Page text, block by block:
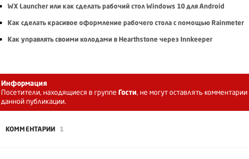
WX Launcher или как сделать рабочий стол Windows 10 для Android
Как сделать красивое оформление рабочего стола с помощью Rainmeter
Как управлять своими колодами в Hearthstone через Innkeeper
Информация
Посетители, находящиеся в группе Гости, не могут оставлять комментарии
данной публикации.
КОММЕНТАРИИ 1